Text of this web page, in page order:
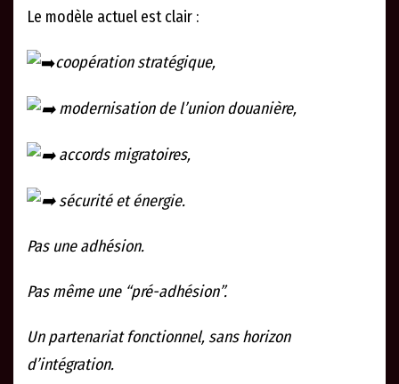
Le modèle actuel est clair :
coopération stratégique,
modernisation de l’union douanière,
accords migratoires,
sécurité et énergie.
Pas une adhésion.
Pas même une “pré-adhésion”.
Un partenariat fonctionnel, sans horizon
d’intégration.